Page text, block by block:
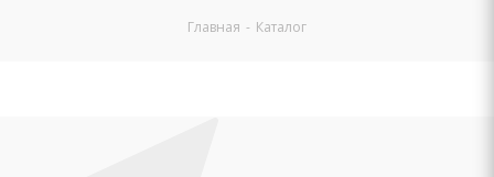
Главная - Каталог